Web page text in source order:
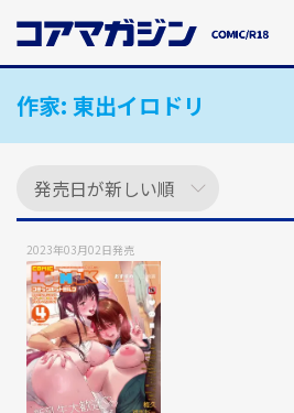
ン
作家: 東出イロドリ
2023年03月02日発売